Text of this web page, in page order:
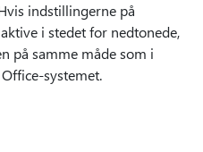
indstillingerne på
i stedet for nedtonede,
på samme måde som i
systemet.